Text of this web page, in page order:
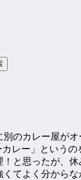
のカレー屋が
レー」という
と思ったが、
てよく分から